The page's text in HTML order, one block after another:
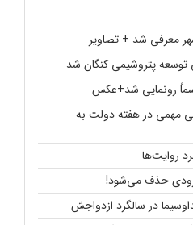
معرفی شد + تصاویر
پتروشیمی کنگان شد
رونمایی شد+عکس
مهمی در هفته دولت به
روایت‌ها
زودی حذف می‌شود!
در سالگرد ازدواجش